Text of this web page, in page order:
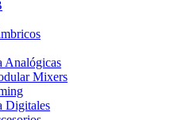
Analógicas
Mixers
Digitales